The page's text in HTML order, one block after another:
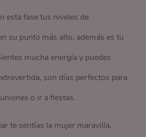
esta fase tus niveles de
su punto más alto, además es tu
mucha energía y puedes
son días perfectos para
o ir a fiestas.
te sentías la mujer maravilla,